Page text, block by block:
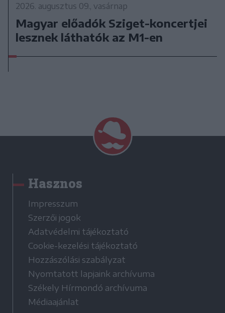
2026. augusztus 09., vasárnap
Magyar előadók Sziget-koncertjei
lesznek láthatók az M1-en
Hasznos
Impresszum
Szerzői jogok
Adatvédelmi tájékoztató
Cookie-kezelési tájékoztató
Hozzászólási szabályzat
Nyomtatott lapjaink archívuma
Székely Hírmondó archívuma
Médiaajánlat